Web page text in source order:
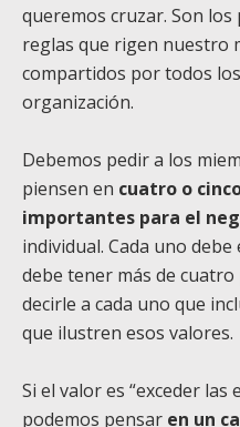
queremos cruzar. Son
reglas que rigen nuestro
compartidos por todos
organización.
Debemos pedir a los
piensen en cuatro o
importantes para el
individual. Cada uno
debe tener más de
decirle a cada uno que
que ilustren esos valores.
Si el valor es “exceder las
podemos pensar en un